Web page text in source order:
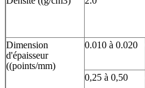
Dimension
d'épaisseur
((points/mm)
0.010 à 0.020
0,25 à 0,50